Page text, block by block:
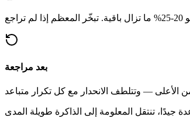
بعد مراجعة